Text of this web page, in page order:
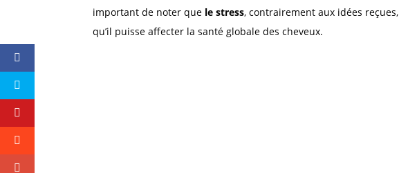
important de noter que le stress, contrairement aux idées reçues,
qu’il puisse affecter la santé globale des cheveux.